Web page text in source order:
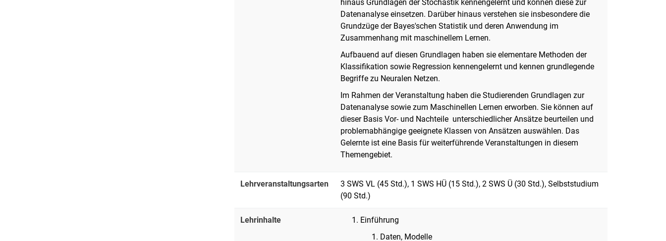
hinaus Grundlagen der Stochastik kennengelernt und können diese zur
Datenanalyse einsetzen. Darüber hinaus verstehen sie insbesondere die
Grundzüge der Bayes'schen Statistik und deren Anwendung im
Zusammenhang mit maschinellem Lernen.
Aufbauend auf diesen Grundlagen haben sie elementare Methoden der
Klassifikation sowie Regression kennengelernt und kennen grundlegende
Begriffe zu Neuralen Netzen.
Im Rahmen der Veranstaltung haben die Studierenden Grundlagen zur
Datenanalyse sowie zum Maschinellen Lernen erworben. Sie können auf
dieser Basis Vor- und Nachteile unterschiedlicher Ansätze beurteilen und
problemabhängige geeignete Klassen von Ansätzen auswählen. Das
Gelernte ist eine Basis für weiterführende Veranstaltungen in diesem
Themengebiet.
Lehrveranstaltungsarten
3 SWS VL (45 Std.), 1 SWS HÜ (15 Std.), 2 SWS Ü (30 Std.), Selbststudium
(90 Std.)
Lehrinhalte
Einführung
Daten, Modelle